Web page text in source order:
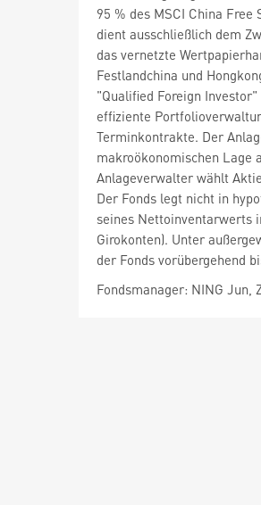
95 % des MSCI China
dient ausschließlich dem
das vernetzte
Festlandchina und
"Qualified Foreign
effiziente
Terminkontrakte. Der
makroökonomischen Lage
Anlageverwalter wählt
Der Fonds legt nicht in
seines Nettoinventarwerts
Girokonten). Unter
der Fonds vorübergehend
Fondsmanager: NING Jun,